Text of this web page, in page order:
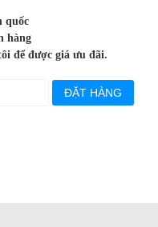
quốc
hàng
để được giá ưu đãi.
ĐẶT HÀNG